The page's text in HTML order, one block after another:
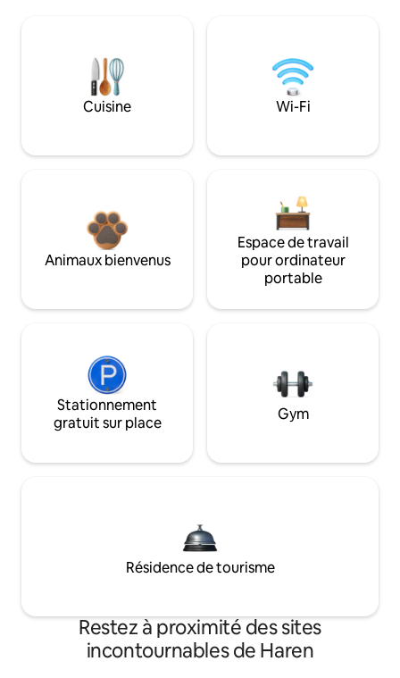
Cuisine Wi-Fi
Animaux bienvenus
Espace de travail
pour ordinateur
portable
Stationnement
gratuit sur place
Gym
Résidence de tourisme
Restez à proximité des sites
incontournables de Haren